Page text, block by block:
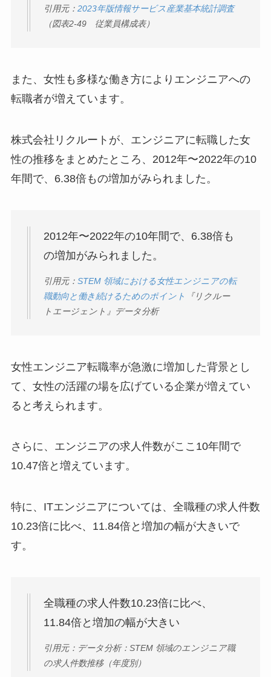
引用元： 2023年版情報サービス産業基本統計調査
（図表2-49 従業員構成表）
また、女性も多様な働き方によりエンジニアへの
転職者が増えています。
株式会社リクルートが、エンジニアに転職した女
性の推移をまとめたところ、2012年〜2022年の10
年間で、6.38倍もの増加がみられました。
2012年〜2022年の10年間で、6.38倍も
の増加がみられました。
引用元： STEM 領域における女性エンジニアの転
職動向と働き続けるためのポイント
『リクルー
トエージェント』データ分析
女性エンジニア転職率が急激に増加した背景とし
て、女性の活躍の場を広げている企業が増えてい
ると考えられます。
さらに、エンジニアの求人件数がここ10年間で
10.47倍と増えています。
特に、ITエンジニアについては、全職種の求人件数
10.23倍に比べ、11.84倍と増加の幅が大きいで
す。
全職種の求人件数10.23倍に比べ、
11.84倍と増加の幅が大きい
引用元：データ分析：STEM 領域のエンジニア職
の求人件数推移（年度別）